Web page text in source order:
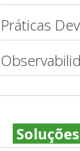
Práticas